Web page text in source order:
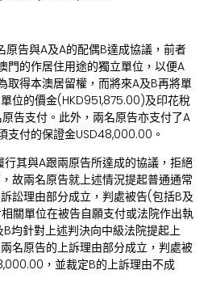
告與A及A的配偶B達成協議，前者
門的作居住用途的獨立單位，以便A
取得本澳居留權，而將來A及B再將單
位的價金(HKD951,875.00)及印花稅
告支付。此外，兩名原告亦支付了A
支付的保證金USD48,000.00。
行其與A跟兩原告所達成的協議，拒絕
故兩名原告就上述情況提起普通通常
訟理由部分成立，判處被告(包括B及
關單位在被告自願支付或法院作出執
均針對上述判決向中級法院提起上
名原告的上訴理由部分成立，判處被
，並裁定B的上訴理由不成